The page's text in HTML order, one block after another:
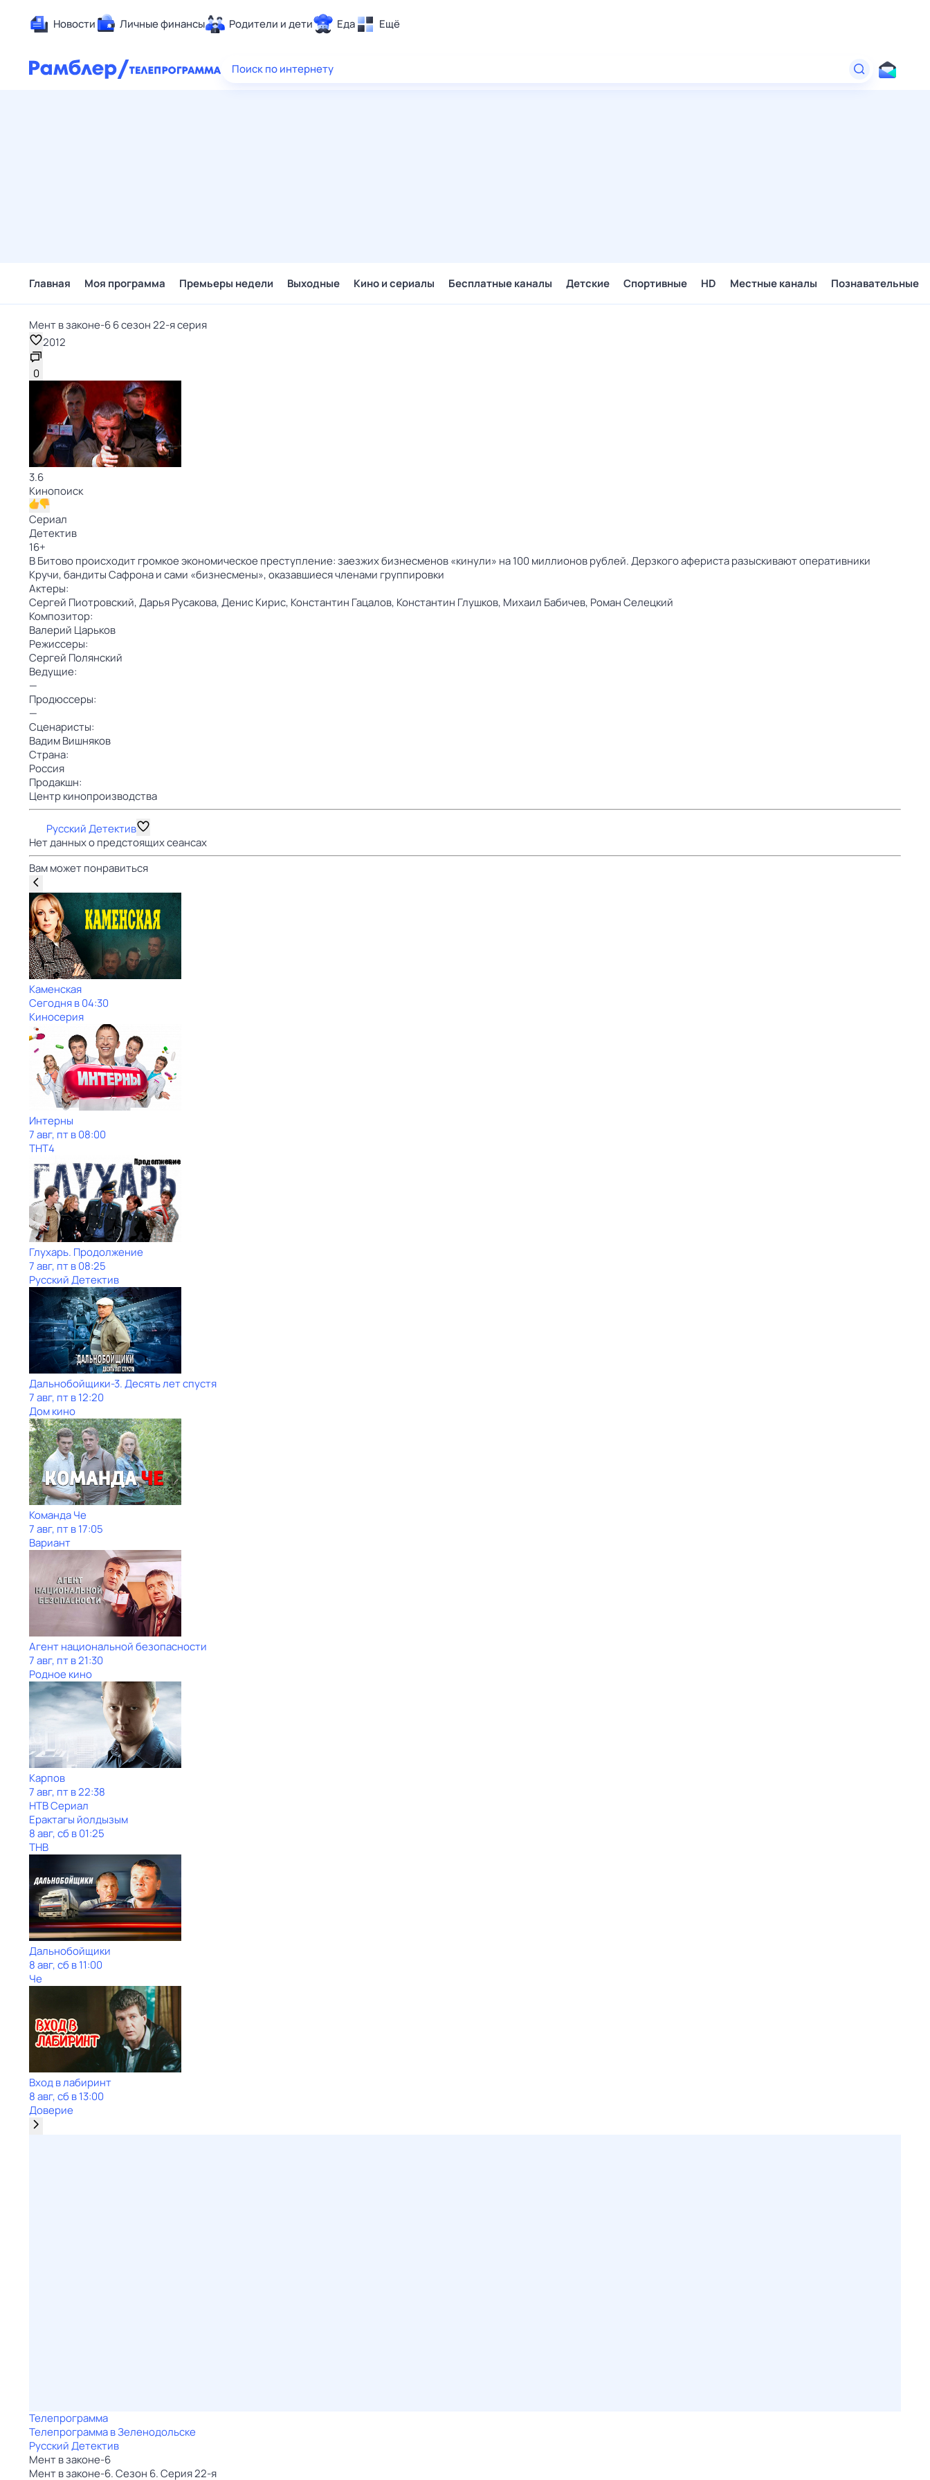
Новости Личные финансы Родители и дети Еда Ещё
Здоровье
Поиск по интернету
Главная Моя программа Премьеры недели Выходные Кино и сериалы Бесплатные каналы Детские Спортивные HD Местные каналы Познавательные
Мент в законе-6 6 сезон 22-я серия
2012
0
3.6
Кинопоиск
Сериал
Детектив
16+
В Битово происходит громкое экономическое преступление: заезжих бизнесменов «кинули» на 100 миллионов рублей. Дерзкого афериста разыскивают оперативники
Кручи, бандиты Сафрона и сами «бизнесмены», оказавшиеся членами группировки
Актеры:
Сергей Пиотровский,Дарья Русакова,Денис Кирис, Константин Гацалов, Константин Глушков, Михаил Бабичев, Роман Селецкий
Композитор:
Валерий Царьков
Режиссеры:
Сергей Полянский
Ведущие:
—
Продюссеры:
—
Сценаристы:
Вадим Вишняков
Страна:
Россия
Продакшн:
Центр кинопроизводства
Русский Детектив
Нет данных о предстоящих сеансах
Вам может понравиться
Каменская
Сегодня в 04:30
Киносерия
Интерны
7 авг, пт в 08:00
ТНТ4
Глухарь. Продолжение
7 авг, пт в 08:25
Русский Детектив
Дальнобойщики-3. Десять лет спустя
7 авг, пт в 12:20
Дом кино
Команда Че
7 авг, пт в 17:05
Вариант
Агент национальной безопасности
7 авг, пт в 21:30
Родное кино
Карпов
7 авг, пт в 22:38
НТВ Сериал
Ерактагы йолдызым
8 авг, сб в 01:25
ТНВ
Дальнобойщики
8 авг, сб в 11:00
Че
Вход в лабиринт
8 авг, сб в 13:00
Доверие
Телепрограмма
Телепрограмма в Зеленодольске
Русский Детектив
Мент в законе-6
Мент в законе-6. Сезон 6. Серия 22-я